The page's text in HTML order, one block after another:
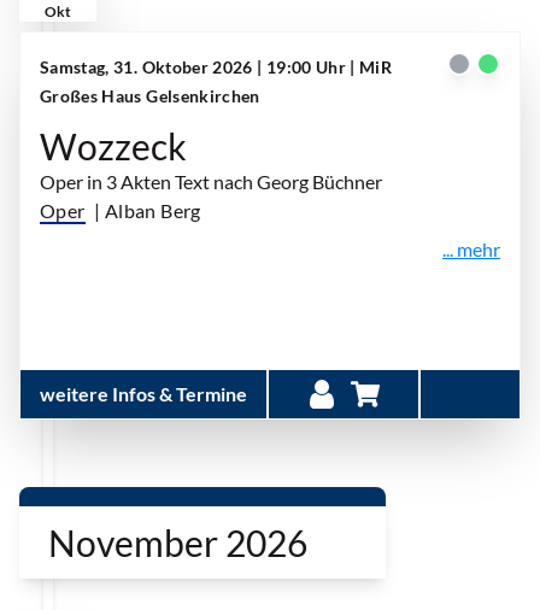
Okt
Samstag, 31. Oktober 2026 | 19:00 Uhr | MiR
Großes Haus Gelsenkirchen
Wozzeck
Oper in 3 Akten Text nach Georg Büchner
Oper | Alban Berg
... mehr
weitere Infos & Termine
November 2026